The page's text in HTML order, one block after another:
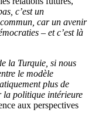
c’est un
car un avenir
– et c’est là
la Turquie, si nous
le modèle
plus de
la politique intérieure
aux perspectives